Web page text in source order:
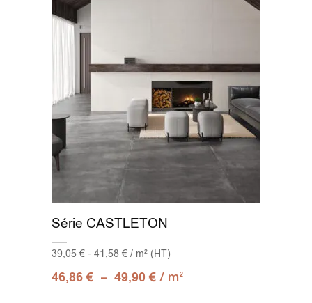
Série CASTLETON
39,05 € - 41,58 € / m² (HT)
46,86€ – 49,90€ / m2